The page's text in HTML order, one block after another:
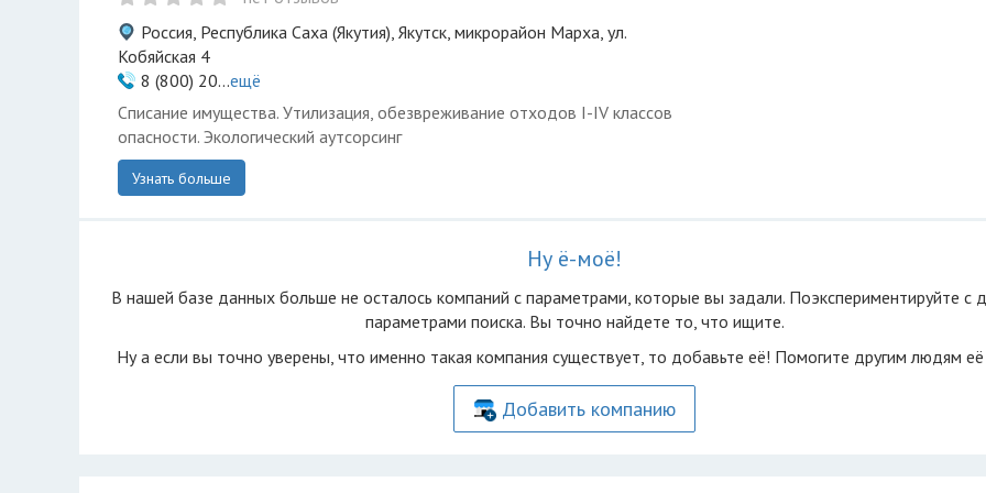
Россия, Республика Саха (Якутия), Якутск, микрорайон Марха, ул.
Кобяйская 4
8 (800) 20...ещё
Списание имущества. Утилизация, обезвреживание отходов I-IV классов
опасности. Экологический аутсорсинг
Узнать больше
Ну ё-моё!
В нашей базе данных больше не осталоcь компаний с параметрами, которые вы задали. Поэкспериментируйте с
параметрами поиска. Вы точно найдете то, что ищите.
Ну а если вы точно уверены, что именно такая компания существует, то добавьте её! Помогите другим людям
Добавить компанию